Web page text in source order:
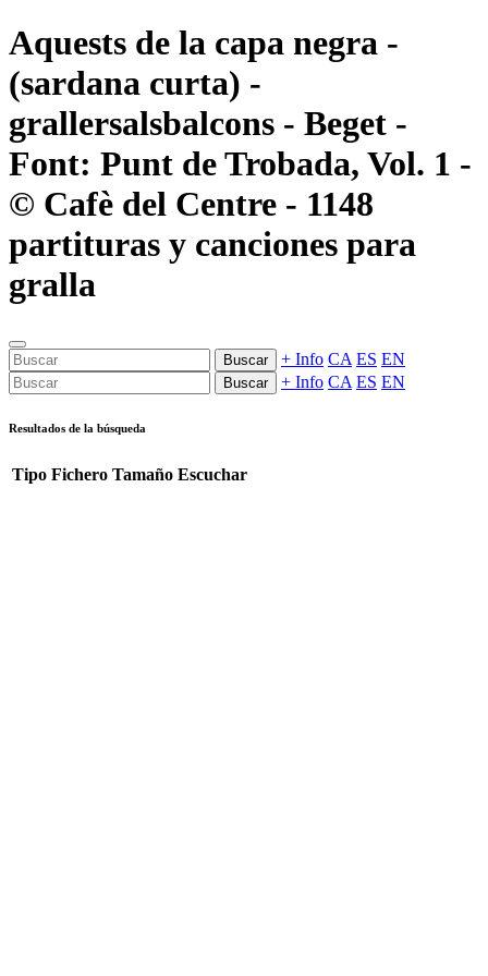
Aquests de la capa negra -
(sardana curta) -
grallersalsbalcons - Beget -
Font: Punt de Trobada, Vol. 1 -
© Cafè del Centre - 1148
partituras y canciones para
gralla
Buscar + Info CA ES EN
Buscar + Info CA ES EN
Resultados de la búsqueda
Tipo Fichero Tamaño Escuchar